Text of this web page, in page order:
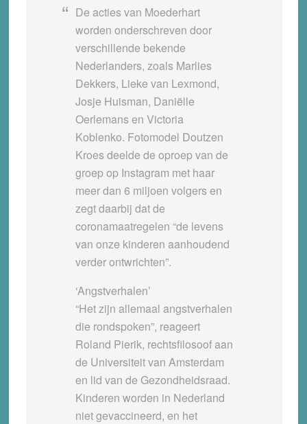
De acties van Moederhart
worden onderschreven door
verschillende bekende
Nederlanders, zoals Marlies
Dekkers, Lieke van Lexmond,
Josje Huisman, Daniëlle
Oerlemans en Victoria
Koblenko. Fotomodel Doutzen
Kroes deelde de oproep van de
groep op Instagram met haar
meer dan 6 miljoen volgers en
zegt daarbij dat de
coronamaatregelen “de levens
van onze kinderen aanhoudend
verder ontwrichten”.
‘Angstverhalen’
“Het zijn allemaal angstverhalen
die rondspoken”, reageert
Roland Pierik, rechtsfilosoof aan
de Universiteit van Amsterdam
en lid van de Gezondheidsraad.
Kinderen worden in Nederland
niet gevaccineerd, en het